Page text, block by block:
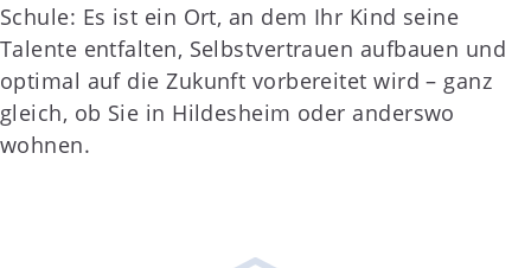
Schule: Es ist ein Ort, an dem Ihr Kind seine
Talente entfalten, Selbstvertrauen aufbauen und
optimal auf die Zukunft vorbereitet wird – ganz
gleich, ob Sie in Hildesheim oder anderswo
wohnen.